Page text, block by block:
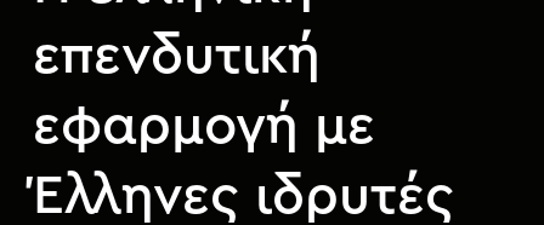
επενδυτική
εφαρμογή με
Έλληνες ιδρυτές